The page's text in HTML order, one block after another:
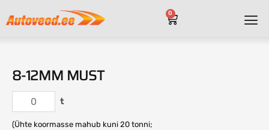
0
8-12MM MUST
t
(Ühte koormasse mahub kuni 20 tonni;